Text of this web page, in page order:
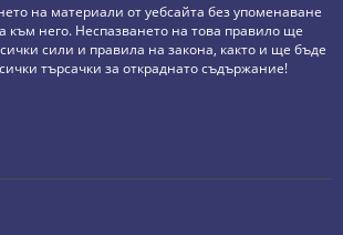
на материали от уебсайта без упоменаване
към него. Неспазването на това правило ще
сили и правила на закона, както и ще бъде
търсачки за откраднато съдържание!